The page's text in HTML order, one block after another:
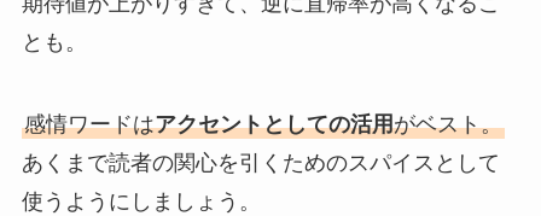
とも。
感情ワードはアクセントとしての活用がベスト。
あくまで読者の関心を引くためのスパイスとして
使うようにしましょう。